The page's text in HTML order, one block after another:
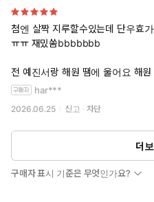
---
에 한발자국씩 다가갈 때다 짜릿함ㅋ
공이 저정도는 되야 무림최강수를
첨엔 살짝 지루할수있는데 단우효
ㅠㅠ 재밌쑴bbbbbbb
전 예진서랑 해원 땜에 울어요 해
ㅜㅜㅠㅠ 진서의 인생도 해원의 인
일상생활안됨 ㅠㅠㅠㅠ
har***
2026.06.25 신고 차단
더
구매자 표시 기준은 무엇인가요?